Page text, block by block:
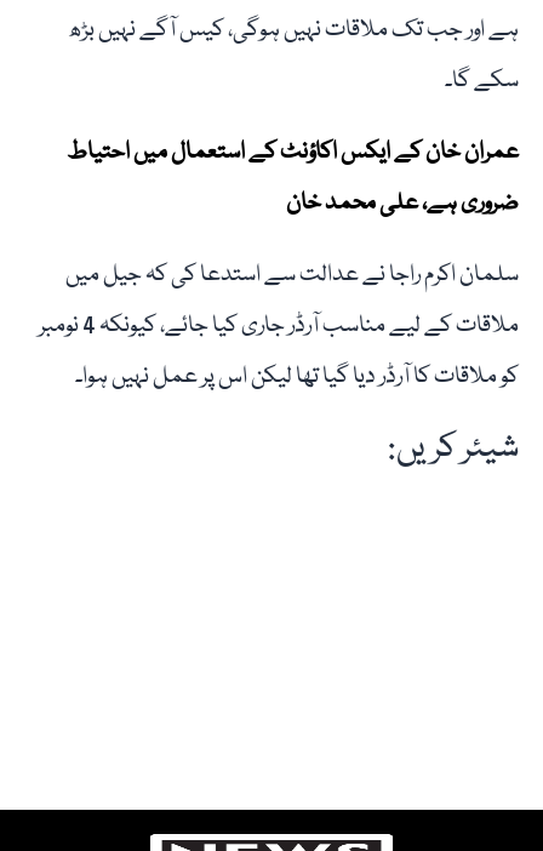
ہے اور جب تک ملاقات نہیں ہوگی، کیس آگے نہیں بڑھ
سکے گا۔
عمران خان کے ایکس اکاؤنٹ کے استعمال میں احتیاط
ضروری ہے، علی محمد خان
سلمان اکرم راجا نے عدالت سے استدعا کی کہ جیل میں
ملاقات کے لیے مناسب آرڈر جاری کیا جائے، کیونکہ 4 نومبر
کو ملاقات کا آرڈر دیا گیا تھا لیکن اس پر عمل نہیں ہوا۔
شیئر کریں: